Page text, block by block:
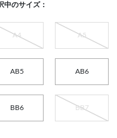
中のサイズ：
A4 A5
AB5 AB6
BB6 BB7